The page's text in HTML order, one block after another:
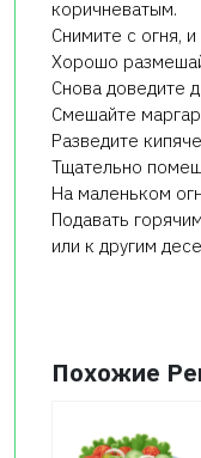
коричневатым.
Снимите с огня,
Хорошо
Снова доведите
Смешайте
Разведите
Тщательно
На маленьком
Подавать
или к другим
Похожие